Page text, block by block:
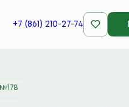
+7 (861) 210-27-74
№178